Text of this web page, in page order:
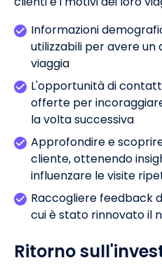
Informazioni
utilizzabili per avere
viaggia
L'opportunità di
offerte per
la volta successiva
Approfondire e
cliente, ottenendo
influenzare le visite
Raccogliere feedback
cui è stato rinnovato il
Ritorno